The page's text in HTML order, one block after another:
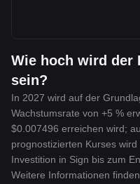
Wie hoch wird der
sein?
In 2027 wird auf der
Wachstumsrate von +5 %
$0.007496 erreichen wird;
prognostizierten Kurses
Investition in Sign bis zum
Weitere Informationen